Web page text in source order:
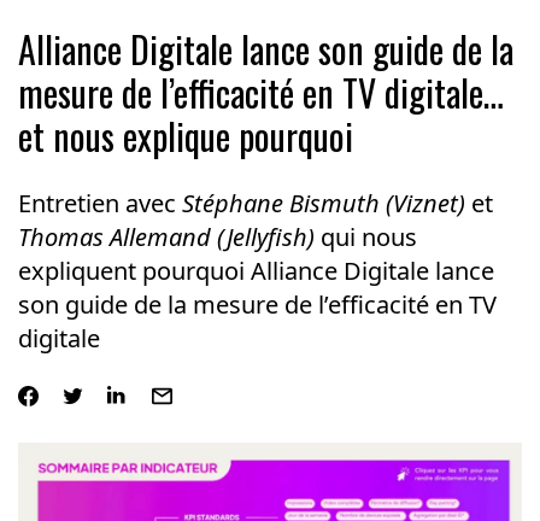
Alliance Digitale lance son guide de la
mesure de l’efficacité en TV digitale…
et nous explique pourquoi
Entretien avec Stéphane Bismuth (Viznet) et
Thomas Allemand (Jellyfish) qui nous
expliquent pourquoi Alliance Digitale lance
son guide de la mesure de l’efficacité en TV
digitale